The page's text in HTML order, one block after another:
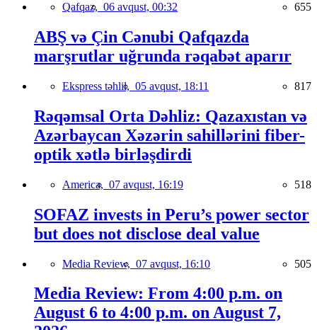
Qafqaz, 06 avqust, 00:32 655
ABŞ və Çin Cənubi Qafqazda
marşrutlar uğrunda rəqabət aparır
Ekspress təhlil, 05 avqust, 18:11 817
Rəqəmsal Orta Dəhliz: Qazaxıstan və
Azərbaycan Xəzərin sahillərini fiber-
optik xətlə birləşdirdi
America, 07 avqust, 16:19 518
SOFAZ invests in Peru’s power sector
but does not disclose deal value
Media Review, 07 avqust, 16:10 505
Media Review: From 4:00 p.m. on
August 6 to 4:00 p.m. on August 7,